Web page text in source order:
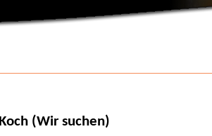
Koch (Wir suchen)